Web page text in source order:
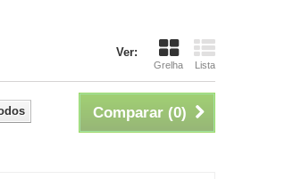
Ver:
Grelha Lista
Comparar (0)